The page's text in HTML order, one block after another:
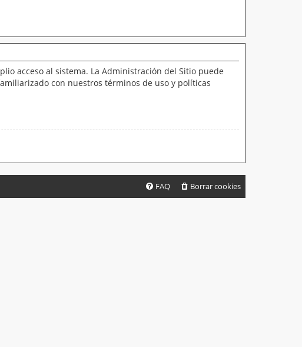
acceso al sistema. La Administración del Sitio puede
con nuestros términos de uso y políticas
Borrar cookies
FAQ